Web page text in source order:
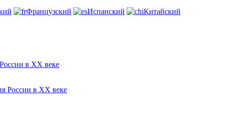
Французский Испанский Китайский
России в ХХ веке